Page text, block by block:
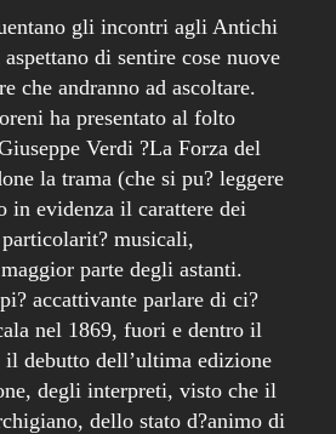
gli incontri agli Antichi
di sentire cose nuove
che andranno ad ascoltare.
ha presentato al folto
Verdi ?La Forza del
la trama (che si pu? leggere
in evidenza il carattere dei
musicali,
parte degli astanti.
accattivante parlare di ci?
nel 1869, fuori e dentro il
debutto dell’ultima edizione
degli interpreti, visto che il
dello stato d?animo di